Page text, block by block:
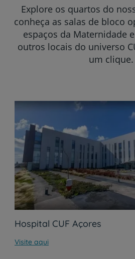
Explore os quartos do
conheça as salas de bloco
espaços da Maternidade
outros locais do universo
um clique.
Hospital CUF Açores
Visite aqui